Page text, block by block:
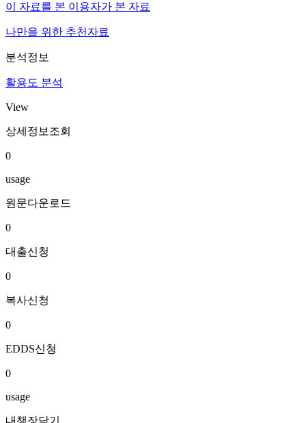
이 자료를 본 이용자가 본 자료
나만을 위한 추천자료
분석정보
활용도 분석
View
상세정보조회
0
usage
원문다운로드
0
대출신청
0
복사신청
0
EDDS신청
0
usage
내책장담기